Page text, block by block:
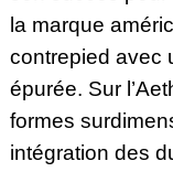
la marque
contrepied avec
épurée. Sur
formes
intégration des